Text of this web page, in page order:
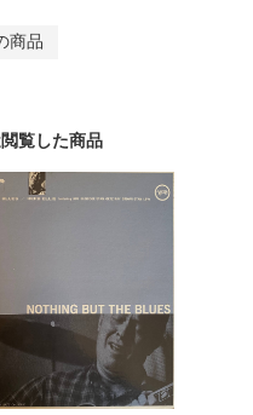
商品
覧した商品